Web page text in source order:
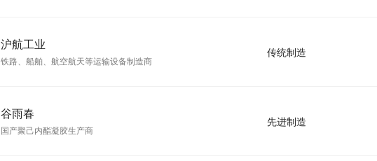
沪航工业
铁路、船舶、航空航天等运输设备制造商
传统制造
谷雨春
国产聚己内酯凝胶生产商
先进制造